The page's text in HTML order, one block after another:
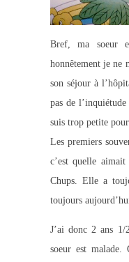
Bref, ma soeur
honnêtement je ne
son séjour à
pas de
suis trop petite
Les premiers
c’est quelle
Chups. Elle a
toujours
J’ai donc 2 ans
soeur est malade.